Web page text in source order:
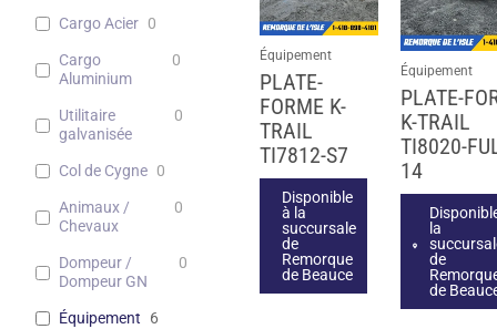
Cargo Acier 0
Cargo
Aluminium
0
Utilitaire
galvanisée
0
Col de Cygne 0
Animaux /
Chevaux
0
Dompeur /
Dompeur GN
0
Équipement 6
Équipement
PLATE-
FORME K-
TRAIL
TI7812-S7
Disponible
à la
succursale
de
Remorque
de Beauce
Équipement
PLATE-
K-TRAIL
TI8020-
14
la
de
de